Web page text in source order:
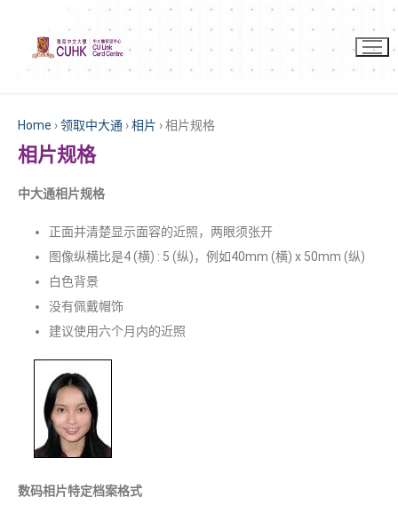
Home ›领取中大通 ›相片 ›相片规格
相片规格
中大通相片规格
正面并清楚显示面容的近照，两眼须张开
图像纵横比是4 (横) : 5 (纵)，例如40mm (横) x 50mm (纵)
白色背景
没有佩戴帽饰
建议使用六个月内的近照
数码相片特定档案格式